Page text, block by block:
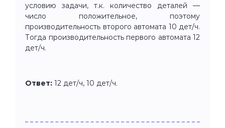
условию задачи, т.к. количество деталей —
число положительное, поэтому
производительность второго автомата 10 дет/ч.
Тогда производительность первого автомата 12
дет/ч.
Ответ: 12 дет/ч, 10 дет/ч.